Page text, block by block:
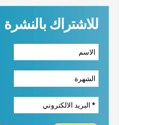
للاشتراك بالنشرة